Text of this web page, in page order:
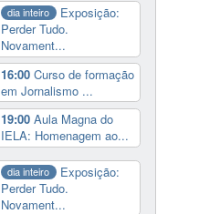
dia inteiro
Exposição:
Perder Tudo.
Novament...
16:00 Curso de formação
em Jornalismo ...
19:00 Aula Magna do
IELA: Homenagem ao...
dia inteiro
Exposição:
Perder Tudo.
Novament...